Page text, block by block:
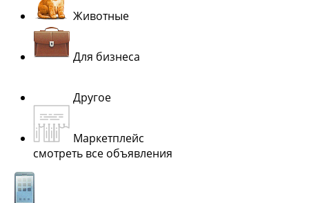
Животные
Для бизнеса
Другое
Маркетплейс
смотреть все объявления